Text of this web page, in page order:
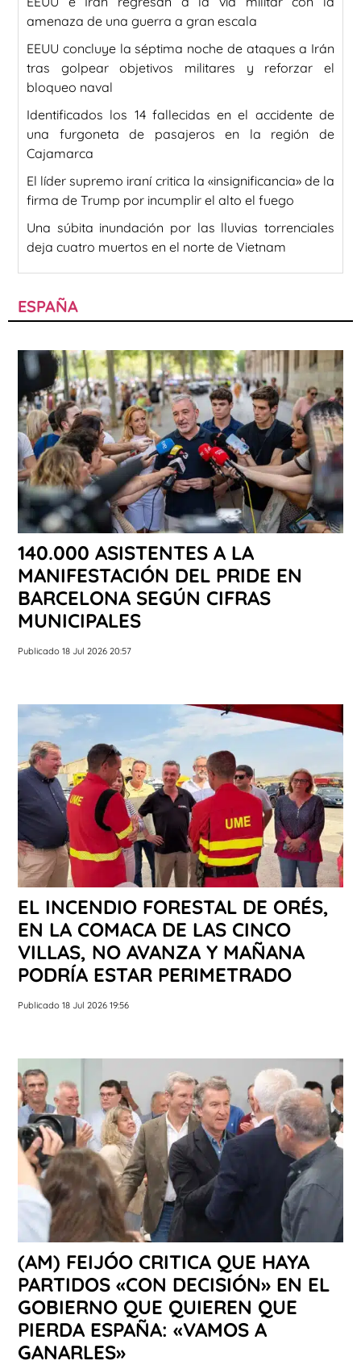
amenaza de una guerra a gran escala
EEUU concluye la séptima noche de ataques a Irán
tras golpear objetivos militares y reforzar el
bloqueo naval
Identificados los 14 fallecidas en el accidente de
una furgoneta de pasajeros en la región de
Cajamarca
El líder supremo iraní critica la «insignificancia» de la
firma de Trump por incumplir el alto el fuego
Una súbita inundación por las lluvias torrenciales
deja cuatro muertos en el norte de Vietnam
ESPAÑA
140.000 ASISTENTES A LA
MANIFESTACIÓN DEL PRIDE EN
BARCELONA SEGÚN CIFRAS
MUNICIPALES
Publicado 18 Jul 2026 20:57
EL INCENDIO FORESTAL DE ORÉS,
EN LA COMACA DE LAS CINCO
VILLAS, NO AVANZA Y MAÑANA
PODRÍA ESTAR PERIMETRADO
Publicado 18 Jul 2026 19:56
(AM) FEIJÓO CRITICA QUE HAYA
PARTIDOS «CON DECISIÓN» EN EL
GOBIERNO QUE QUIEREN QUE
PIERDA ESPAÑA: «VAMOS A
GANARLES»